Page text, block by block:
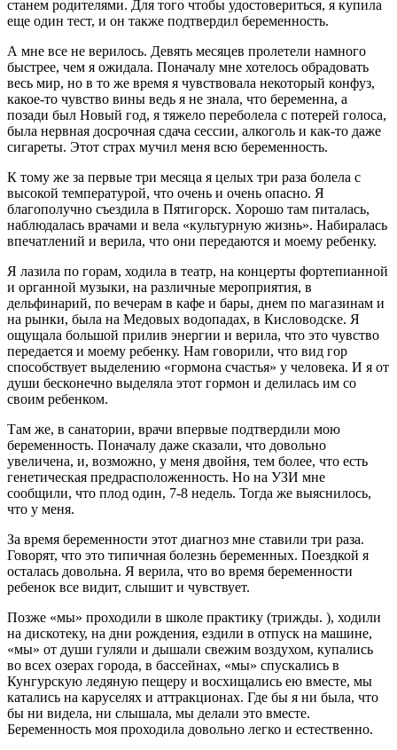
станем родителями. Для того чтобы удостовериться, я купила
еще один тест, и он также подтвердил беременность.
А мне все не верилось. Девять месяцев пролетели намного
быстрее, чем я ожидала. Поначалу мне хотелось обрадовать
весь мир, но в то же время я чувствовала некоторый конфуз,
какое-то чувство вины ведь я не знала, что беременна, а
позади был Новый год, я тяжело переболела с потерей голоса,
была нервная досрочная сдача сессии, алкоголь и как-то даже
сигареты. Этот страх мучил меня всю беременность.
К тому же за первые три месяца я целых три раза болела с
высокой температурой, что очень и очень опасно. Я
благополучно съездила в Пятигорск. Хорошо там питалась,
наблюдалась врачами и вела «культурную жизнь». Набиралась
впечатлений и верила, что они передаются и моему ребенку.
Я лазила по горам, ходила в театр, на концерты фортепианной
и органной музыки, на различные мероприятия, в
дельфинарий, по вечерам в кафе и бары, днем по магазинам и
на рынки, была на Медовых водопадах, в Кисловодске. Я
ощущала большой прилив энергии и верила, что это чувство
передается и моему ребенку. Нам говорили, что вид гор
способствует выделению «гормона счастья» у человека. И я от
души бесконечно выделяла этот гормон и делилась им со
своим ребенком.
Там же, в санатории, врачи впервые подтвердили мою
беременность. Поначалу даже сказали, что довольно
увеличена, и, возможно, у меня двойня, тем более, что есть
генетическая предрасположенность. Но на УЗИ мне
сообщили, что плод один, 7-8 недель. Тогда же выяснилось,
что у меня.
За время беременности этот диагноз мне ставили три раза.
Говорят, что это типичная болезнь беременных. Поездкой я
осталась довольна. Я верила, что во время беременности
ребенок все видит, слышит и чувствует.
Позже «мы» проходили в школе практику (трижды. ), ходили
на дискотеку, на дни рождения, ездили в отпуск на машине,
«мы» от души гуляли и дышали свежим воздухом, купались
во всех озерах города, в бассейнах, «мы» спускались в
Кунгурскую ледяную пещеру и восхищались ею вместе, мы
катались на каруселях и аттракционах. Где бы я ни была, что
бы ни видела, ни слышала, мы делали это вместе.
Беременность моя проходила довольно легко и естественно.